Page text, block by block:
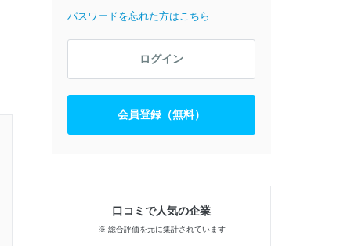
パスワードを忘れた方はこちら
ログイン
会員登録（無料）
口コミで人気の企業
※ 総合評価を元に集計されています